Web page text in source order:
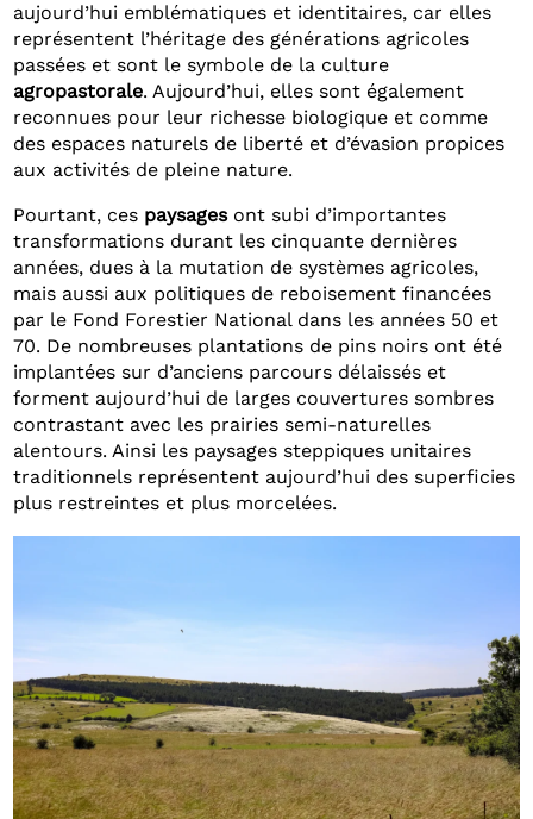
aujourd’hui emblématiques et identitaires, car elles
représentent l’héritage des générations agricoles
passées et sont le symbole de la culture
agropastorale. Aujourd’hui, elles sont également
reconnues pour leur richesse biologique et comme
des espaces naturels de liberté et d’évasion propices
aux activités de pleine nature.
Pourtant, ces paysages ont subi d’importantes
transformations durant les cinquante dernières
années, dues à la mutation de systèmes agricoles,
mais aussi aux politiques de reboisement financées
par le Fond Forestier National dans les années 50 et
70. De nombreuses plantations de pins noirs ont été
implantées sur d’anciens parcours délaissés et
forment aujourd’hui de larges couvertures sombres
contrastant avec les prairies semi-naturelles
alentours. Ainsi les paysages steppiques unitaires
traditionnels représentent aujourd’hui des superficies
plus restreintes et plus morcelées.